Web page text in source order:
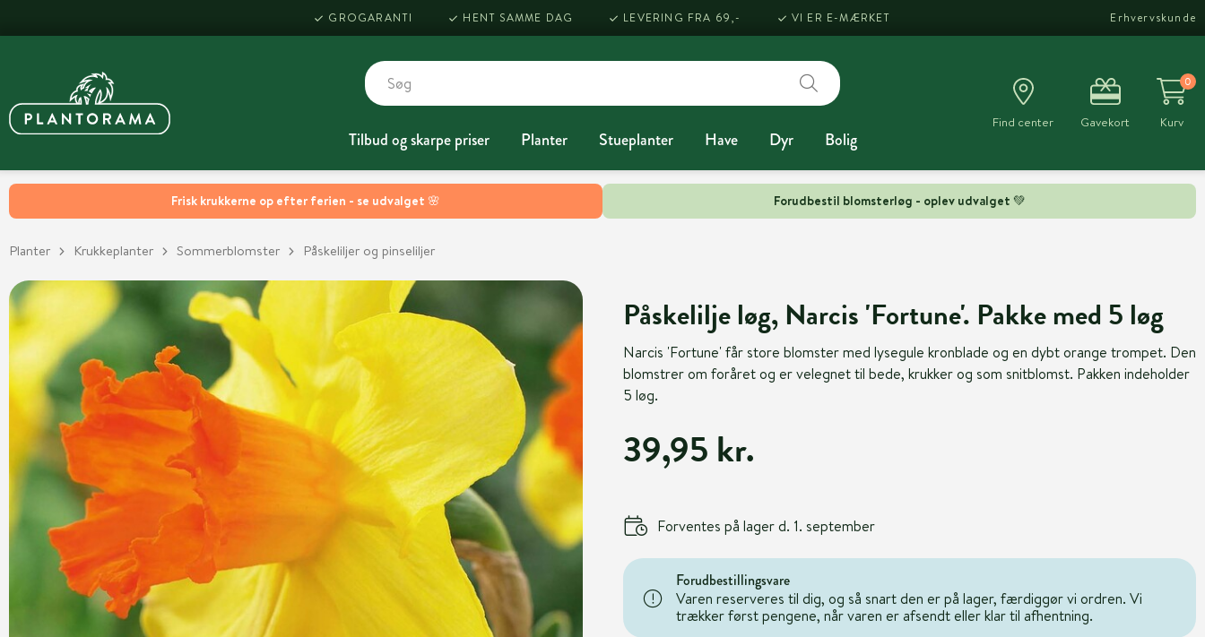
Frisk krukkerne op efter ferien - se udvalget 🌸 Forudbestil blomsterløg - oplev udvalget 💚
GROGARANTI HENT SAMME DAG LEVERING FRA 69,- VI ER E-MÆRKET Erhvervskunde
Tilbud og skarpe priser Planter Stueplanter Have Dyr Bolig
Find center Gavekort
0
Kurv
Planter Krukkeplanter Sommerblomster Påskeliljer og pinseliljer
Påskelilje løg, Narcis 'Fortune'. Pakke med 5 løg
Narcis 'Fortune' får store blomster med lysegule kronblade og en dybt orange trompet. Den
blomstrer om foråret og er velegnet til bede, krukker og som snitblomst. Pakken indeholder
5 løg.
39,95 kr.
Forventes på lager d. 1. september
Forudbestillingsvare
Varen reserveres til dig, og så snart den er på lager, færdiggør vi ordren. Vi
trækker først pengene, når varen er afsendt eller klar til afhentning.